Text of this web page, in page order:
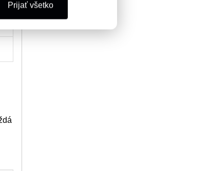
Prijať všetko